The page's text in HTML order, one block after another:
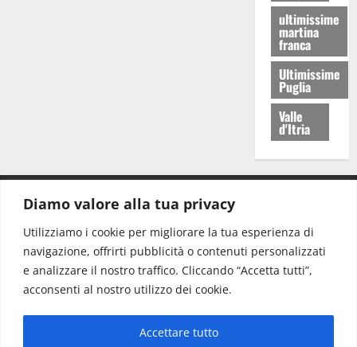
Diamo valore alla tua privacy
Utilizziamo i cookie per migliorare la tua esperienza di
navigazione, offrirti pubblicità o contenuti personalizzati
e analizzare il nostro traffico. Cliccando “Accetta tutti”,
acconsenti al nostro utilizzo dei cookie.
Accettare tutto
ultimissime
martina
franca
Ultimissime
Puglia
Valle
d'Itria
Redazione: redazione@www.martinasera.it
Direttore:direttore@www.martinasera.it
Info & Commerciale:info@www.martinasera.it